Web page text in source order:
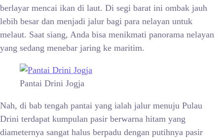
berlayar mencai ikan di laut. Di segi barat ini ombak jauh
lebih besar dan menjadi jalur bagi para nelayan untuk
melaut. Saat siang, Anda bisa menikmati panorama nelayan
yang sedang menebar jaring ke maritim.
Pantai Drini Jogja
Nah, di bab tengah pantai yang ialah jalur menuju Pulau
Drini terdapat kumpulan pasir berwarna hitam yang
diameternya sangat halus berpadu dengan putihnya pasir